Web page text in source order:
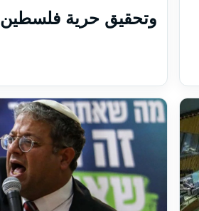
وتحقيق حرية فلسطين